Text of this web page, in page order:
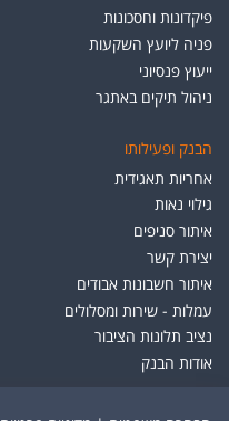
פיקדונות וחסכונות
פניה ליועץ השקעות
ייעוץ פנסיוני
ניהול תיקים באתגר
הבנק ופעילותו
אחריות תאגידית
גילוי נאות
איתור סניפים
יצירת קשר
איתור חשבונות אבודים
עמלות - שירות ומסלולים
נציב תלונות הציבור
אודות הבנק